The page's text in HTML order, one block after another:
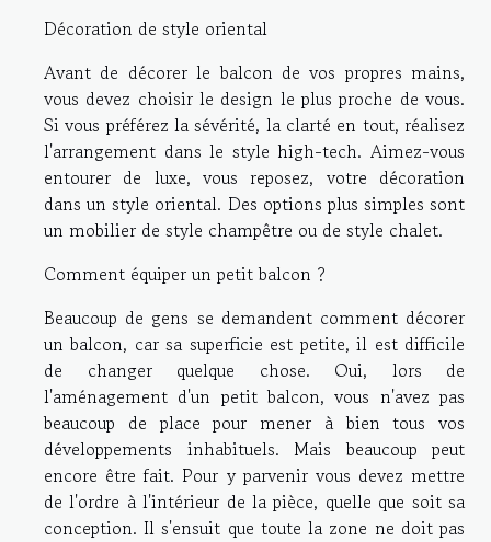
Décoration de style oriental
Avant de décorer le balcon de vos propres mains,
vous devez choisir le design le plus proche de vous.
Si vous préférez la sévérité, la clarté en tout, réalisez
l'arrangement dans le style high-tech. Aimez-vous
entourer de luxe, vous reposez, votre décoration
dans un style oriental. Des options plus simples sont
un mobilier de style champêtre ou de style chalet.
Comment équiper un petit balcon ?
Beaucoup de gens se demandent comment décorer
un balcon, car sa superficie est petite, il est difficile
de changer quelque chose. Oui, lors de
l'aménagement d'un petit balcon, vous n'avez pas
beaucoup de place pour mener à bien tous vos
développements inhabituels. Mais beaucoup peut
encore être fait. Pour y parvenir vous devez mettre
de l'ordre à l'intérieur de la pièce, quelle que soit sa
conception. Il s'ensuit que toute la zone ne doit pas